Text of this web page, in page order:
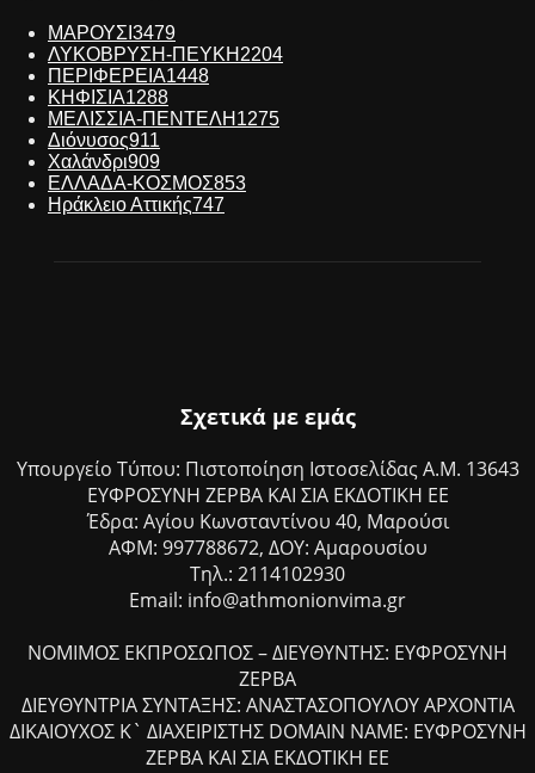
ΜΑΡΟΥΣΙ 3479
ΛΥΚΟΒΡΥΣΗ-ΠΕΥΚΗ 2204
ΠΕΡΙΦΕΡΕΙΑ1448
ΚΗΦΙΣΙΑ1288
ΜΕΛΙΣΣΙΑ-ΠΕΝΤΕΛΗ 1275
Διόνυσος911
Χαλάνδρι909
ΕΛΛΑΔΑ-ΚΟΣΜΟΣ853
Ηράκλειο Αττικής747
Σχετικά με εμάς
Υπουργείο Τύπου: Πιστοποίηση Ιστοσελίδας Α.Μ. 13643
ΕΥΦΡΟΣΥΝΗ ΖΕΡΒΑ ΚΑΙ ΣΙΑ ΕΚΔΟΤΙΚΗ ΕΕ
Έδρα: Αγίου Κωνσταντίνου 40, Μαρούσι
ΑΦΜ: 997788672, ΔΟΥ: Αμαρουσίου
Τηλ.: 2114102930
Email: info@athmonionvima.gr
ΝΟΜΙΜΟΣ ΕΚΠΡΟΣΩΠΟΣ – ΔΙΕΥΘΥΝΤΗΣ: ΕΥΦΡΟΣΥΝΗ
ΖΕΡΒΑ
ΔΙΕΥΘΥΝΤΡΙΑ ΣΥΝΤΑΞΗΣ: ΑΝΑΣΤΑΣΟΠΟΥΛΟΥ ΑΡΧΟΝΤΙΑ
ΔΙΚΑΙΟΥΧΟΣ Κ` ΔΙΑΧΕΙΡΙΣΤΗΣ DOMAIN NAME: ΕΥΦΡΟΣΥΝΗ
ΖΕΡΒΑ ΚΑΙ ΣΙΑ ΕΚΔΟΤΙΚΗ ΕΕ